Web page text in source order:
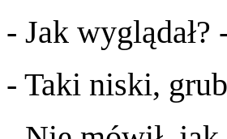
- Jak wyglądał?
- Taki niski,